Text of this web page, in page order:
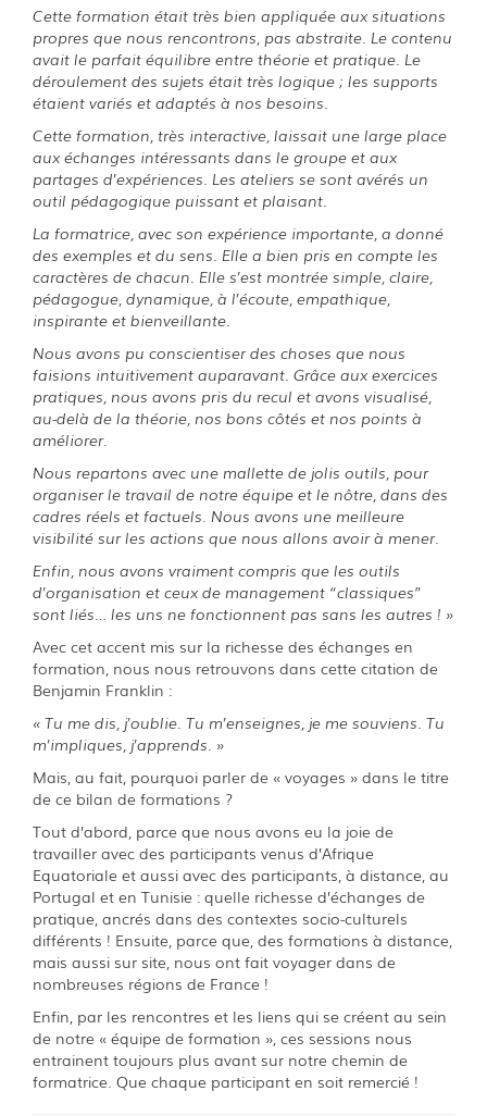
Cette formation était très bien appliquée aux situations
propres que nous rencontrons, pas abstraite. Le contenu
avait le parfait équilibre entre théorie et pratique. Le
déroulement des sujets était très logique ; les supports
étaient variés et adaptés à nos besoins.
Cette formation, très interactive, laissait une large place
aux échanges intéressants dans le groupe et aux
partages d’expériences. Les ateliers se sont avérés un
outil pédagogique puissant et plaisant.
La formatrice, avec son expérience importante, a donné
des exemples et du sens. Elle a bien pris en compte les
caractères de chacun. Elle s’est montrée simple, claire,
pédagogue, dynamique, à l’écoute, empathique,
inspirante et bienveillante.
Nous avons pu conscientiser des choses que nous
faisions intuitivement auparavant. Grâce aux exercices
pratiques, nous avons pris du recul et avons visualisé,
au-delà de la théorie, nos bons côtés et nos points à
améliorer.
Nous repartons avec une mallette de jolis outils, pour
organiser le travail de notre équipe et le nôtre, dans des
cadres réels et factuels. Nous avons une meilleure
visibilité sur les actions que nous allons avoir à mener.
Enfin, nous avons vraiment compris que les outils
d’organisation et ceux de management “classiques”
sont liés… les uns ne fonctionnent pas sans les autres ! »
Avec cet accent mis sur la richesse des échanges en
formation, nous nous retrouvons dans cette citation de
Benjamin Franklin :
« Tu me dis, j’oublie. Tu m’enseignes, je me souviens. Tu
m’impliques, j’apprends. »
Mais, au fait, pourquoi parler de « voyages » dans le titre
de ce bilan de formations ?
Tout d’abord, parce que nous avons eu la joie de
travailler avec des participants venus d’Afrique
Equatoriale et aussi avec des participants, à distance, au
Portugal et en Tunisie : quelle richesse d’échanges de
pratique, ancrés dans des contextes socio-culturels
différents ! Ensuite, parce que, des formations à distance,
mais aussi sur site, nous ont fait voyager dans de
nombreuses régions de France !
Enfin, par les rencontres et les liens qui se créent au sein
de notre « équipe de formation », ces sessions nous
entrainent toujours plus avant sur notre chemin de
formatrice. Que chaque participant en soit remercié !